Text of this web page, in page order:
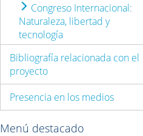
Congreso Internacional:
Naturaleza, libertad y
tecnología
Bibliografía relacionada con el
proyecto
Presencia en los medios
Menú destacado